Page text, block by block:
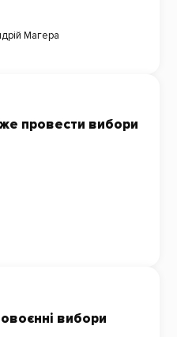
Магера
провести вибори
вибори